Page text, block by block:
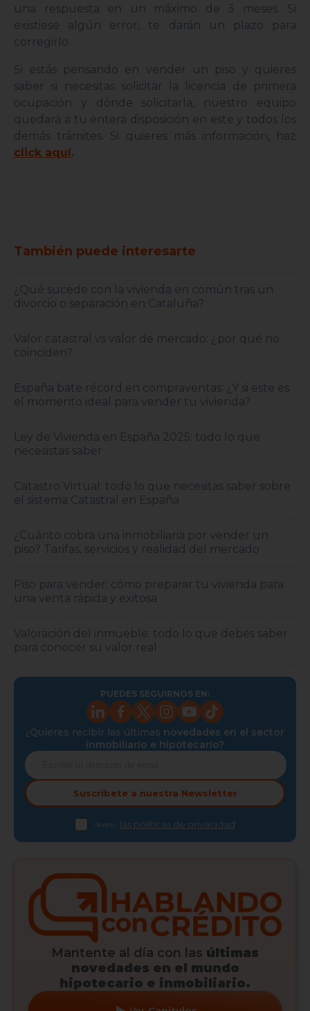
una respuesta en un máximo de 3 meses. Si
existiese algún error, te darán un plazo para
corregirlo.
Si estás pensando en vender un piso y quieres
saber si necesitas solicitar la licencia de primera
ocupación y dónde solicitarla, nuestro equipo
quedará a tu entera disposición en este y todos los
demás trámites. Si quieres más información, haz
click aquí.
También puede interesarte
¿Qué sucede con la vivienda en común tras un
divorcio o separación en Cataluña?
Valor catastral vs valor de mercado: ¿por qué no
coinciden?
España bate récord en compraventas: ¿Y si este es
el momento ideal para vender tu vivienda?
Ley de Vivienda en España 2025: todo lo que
necesistas saber
Catastro Virtual: todo lo que necesitas saber sobre
el sistema Catastral en España
¿Cuánto cobra una inmobiliaria por vender un
piso? Tarifas, servicios y realidad del mercado
Piso para vender: cómo preparar tu vivienda para
una venta rápida y exitosa
Valoración del inmueble: todo lo que debes saber
para conocer su valor real
PUEDES SEGUIRNOS EN:
¿Quieres recibir las últimas novedades en el sector
inmobiliario e hipotecario?
Suscríbete a nuestra Newsletter
Acepto las políticas de privacidad
Mantente al día con las últimas
novedades en el mundo
hipotecario e inmobiliario.